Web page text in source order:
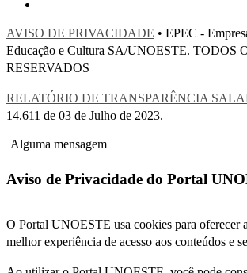
AVISO DE PRIVACIDADE • EPEC -
Educação e Cultura SA/UNOESTE. TODOS
RESERVADOS
RELATÓRIO DE TRANSPARÊNCIA
14.611 de 03 de Julho de 2023.
Alguma mensagem
Aviso de Privacidade do Portal
O Portal UNOESTE usa cookies para oferecer
melhor experiência de acesso aos conteúdos e